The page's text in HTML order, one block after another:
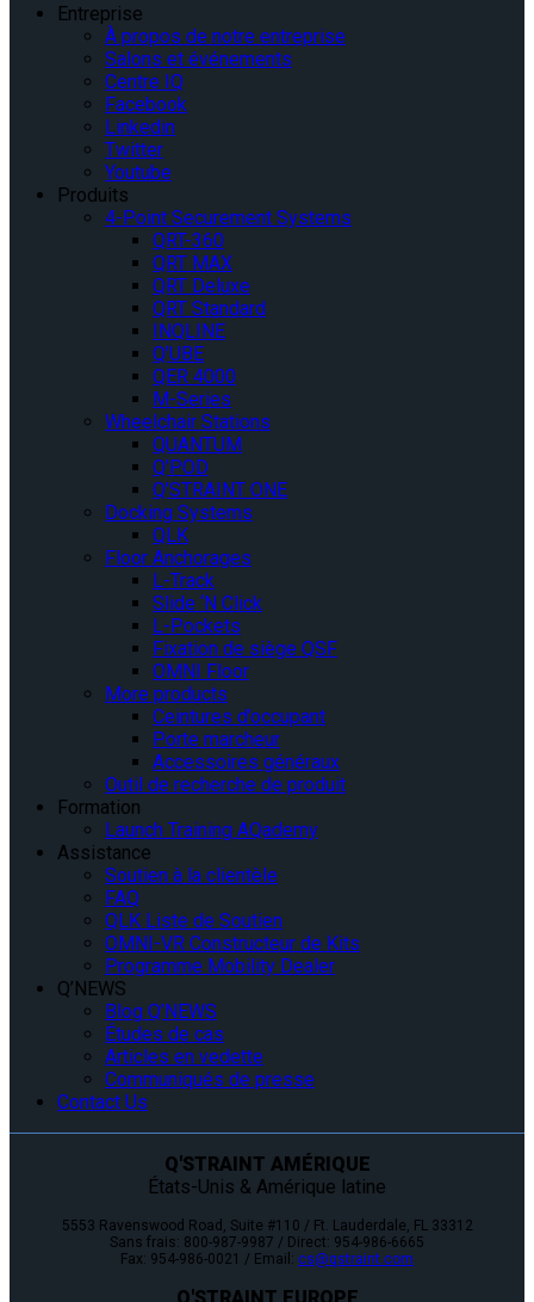
Entreprise
À propos de notre entreprise
Salons et événements
Centre IQ
Facebook
Linkedin
Twitter
Youtube
Produits
4-Point Securement Systems
QRT-360
QRT MAX
QRT Deluxe
QRT Standard
INQLINE
Q’UBE
QER 4000
M-Series
Wheelchair Stations
QUANTUM
Q’POD
Q’STRAINT ONE
Docking Systems
QLK
Floor Anchorages
L-Track
Slide ‘N Click
L-Pockets
Fixation de siège QSF
OMNI Floor
More products
Ceintures d’occupant
Porte marcheur
Accessoires généraux
Outil de recherche de produit
Formation
Launch Training AQademy
Assistance
Soutien à la clientèle
FAQ
QLK Liste de Soutien
OMNI-VR Constructeur de Kits
Programme Mobility Dealer
Q’NEWS
Blog Q’NEWS
Études de cas
Articles en vedette
Communiqués de presse
Contact Us
Q'STRAINT AMÉRIQUE
États-Unis & Amérique latine
5553 Ravenswood Road, Suite #110 / Ft. Lauderdale, FL 33312
Sans frais: 800-987-9987 / Direct: 954-986-6665
Fax: 954-986-0021 / Email: cs@qstraint.com